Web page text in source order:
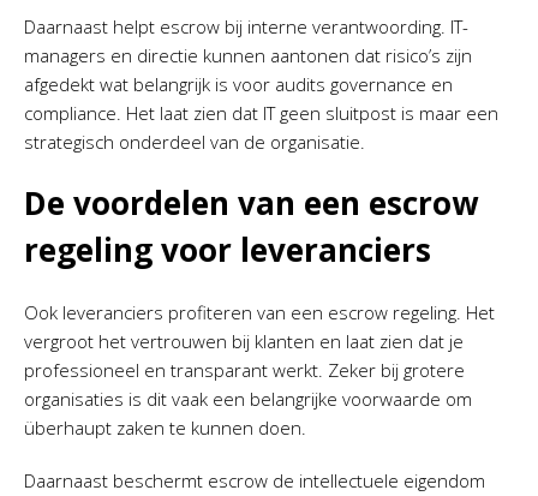
Daarnaast helpt escrow bij interne verantwoording. IT-
managers en directie kunnen aantonen dat risico’s zijn
afgedekt wat belangrijk is voor audits governance en
compliance. Het laat zien dat IT geen sluitpost is maar een
strategisch onderdeel van de organisatie.
De voordelen van een escrow
regeling voor leveranciers
Ook leveranciers profiteren van een escrow regeling. Het
vergroot het vertrouwen bij klanten en laat zien dat je
professioneel en transparant werkt. Zeker bij grotere
organisaties is dit vaak een belangrijke voorwaarde om
überhaupt zaken te kunnen doen.
Daarnaast beschermt escrow de intellectuele eigendom